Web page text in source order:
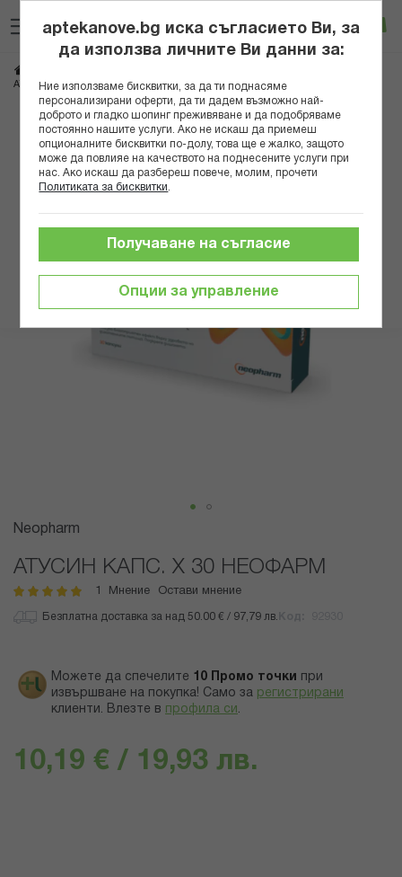
към
съдържанието
Вход
АТУСИН КАПС. Х 30 НЕОФАРМ
Преминете
края
Преминете
началото
галерия
Neopharm
АТУСИН КАПС. Х 30 НЕОФАРМ
рейтинг:
Мнение Остави мнение
Безплатна доставка за над 50.00 € / 97,79 лв.
Можете да спечелите 10 Промо точки
при
извършване на покупка! Само за регистрирани
клиенти. Влезте в профила си .
10,19 € / 19,93 лв.
aptekanove.bg иска съгласието Ви, за
да използва личните Ви данни за:
Ние използваме бисквитки, за да ти поднасяме
персонализирани оферти, да ти дадем възможно най-
доброто и гладко шопинг преживяване и да подобряваме
постоянно нашите услуги. Ако не искаш да приемеш
опционалните бисквитки по-долу, това ще е жалко, защото
може да повлияе на качеството на поднесените услуги при
нас. Ако искаш да разбереш повече, молим, прочети
Политиката за бисквитки
Опции за управление
Получаване на съгласие